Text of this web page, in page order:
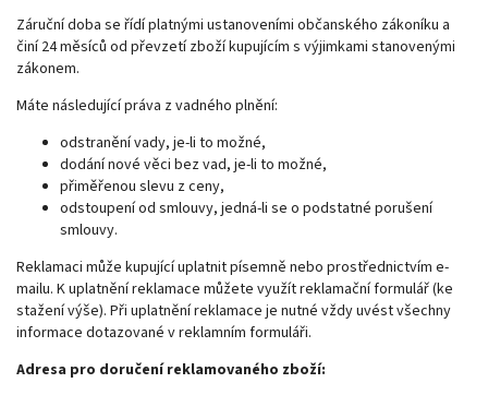
Záruční doba se řídí platnými ustanoveními občanského zákoníku a
činí 24 měsíců od převzetí zboží kupujícím s výjimkami stanovenými
zákonem.
Máte následující práva z vadného plnění:
odstranění vady, je-li to možné,
dodání nové věci bez vad, je-li to možné,
přiměřenou slevu z ceny,
odstoupení od smlouvy, jedná-li se o podstatné porušení
smlouvy.
Reklamaci může kupující uplatnit písemně nebo prostřednictvím e-
mailu. K uplatnění reklamace můžete využít reklamační formulář (ke
stažení výše). Při uplatnění reklamace je nutné vždy uvést všechny
informace dotazované v reklamním formuláři.
Adresa pro doručení reklamovaného zboží: